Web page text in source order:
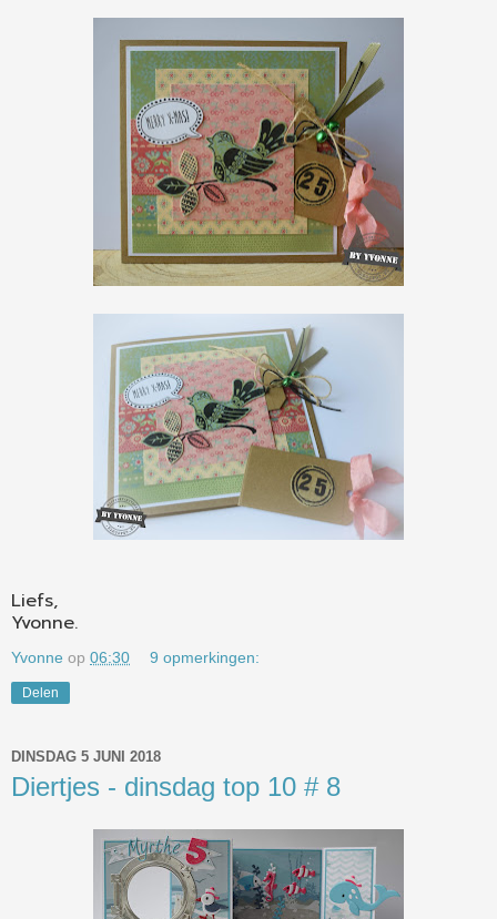
Liefs,
Yvonne.
Yvonne op 06:30 9 opmerkingen:
Delen
DINSDAG 5 JUNI 2018
Diertjes - dinsdag top 10 # 8